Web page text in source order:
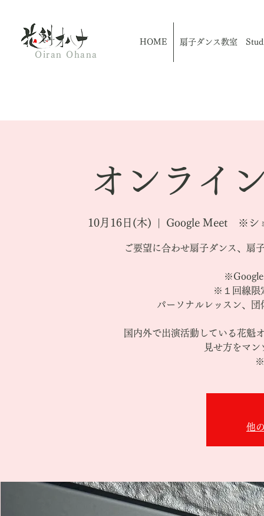
Oiran Ohana
HOME 扇子ダンス教室
オンライ
10月16日(木) Google Meet ※シ
ご要望に合わせ扇子ダンス、扇
※Google
※１回線限
パーソナルレッスン、
国内外で出演活動している花魁
見せ方をマ
※
他